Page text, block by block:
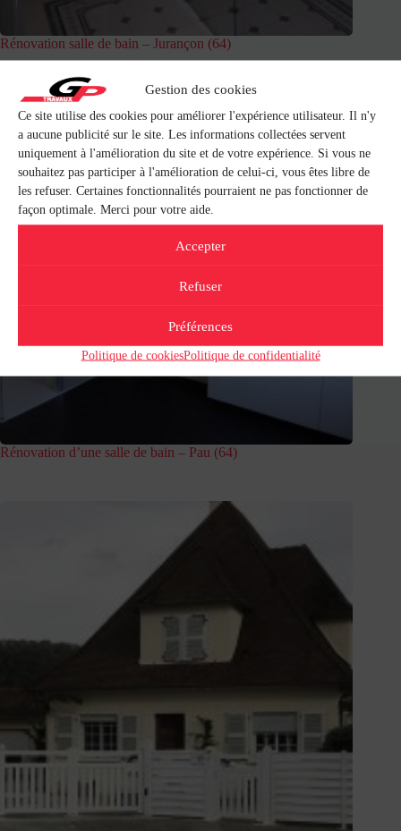
Gestion des cookies
Ce site utilise des cookies pour améliorer l'expérience utilisateur. Il n'y
a aucune publicité sur le site. Les informations collectées servent
uniquement à l'amélioration du site et de votre expérience. Si vous ne
souhaitez pas participer à l'amélioration de celui-ci, vous êtes libre de
les refuser. Certaines fonctionnalités pourraient ne pas fonctionner de
façon optimale. Merci pour votre aide.
Accepter
Refuser
Préférences
Politique de cookiesPolitique de confidentialité
Rénovation salle de bain – Jurançon (64)
Rénovation d’une salle de bain – Pau (64)